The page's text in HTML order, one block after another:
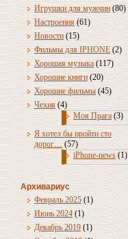
Игрушки для мужчин (80)
Настроения (61)
Новости (15)
Фильмы для IPHONE (2)
Хорошая музыка (117)
Хорошие книги (20)
Хорошие фильмы (45)
Чехия (4)
Моя Прага (3)
Я хотел бы пройти сто
дорог… (57)
iPhone-news (1)
Архивариус
Февраль 2025 (1)
Июнь 2024 (1)
Декабрь 2019 (1)